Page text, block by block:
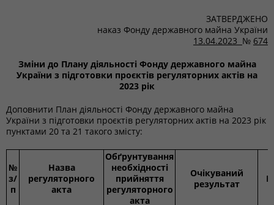
ЗАТВЕРДЖЕНО
наказ Фонду державного майна України
13.04.2023 № 674
Зміни до Плану діяльності Фонду державного майна
України з підготовки проєктів регуляторних актів на
2023 рік
Доповнити План діяльності Фонду державного майна
України з підготовки проєктів регуляторних актів на 2023 рік
пунктами 20 та 21 такого змісту:
№
з/
п
Назва
регуляторного
акта
Обґрунтування
необхідності
прийняття
регуляторного
акта
Очікуваний
результат